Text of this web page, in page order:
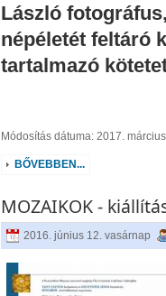
László
népéletét feltáró
tartalmazó
Módosítás dátuma: 2017.
BŐVEBBEN...
MOZAIKOK -
2016. június 12. vasárnap